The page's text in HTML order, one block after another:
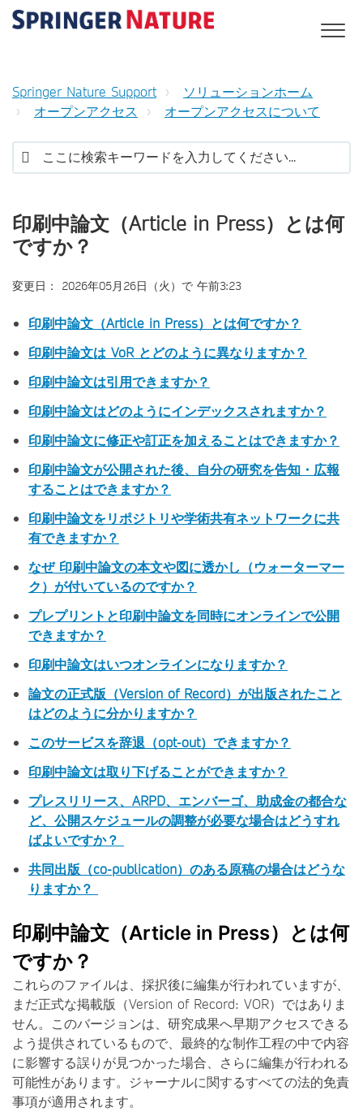
Springer Nature Support
ソリューションホーム
オープンアクセス
オープンアクセスについて
印刷中論文（Article in Press）とは何
ですか？
変更日： 2026年05月26日（火）で 午前3:23
印刷中論文（Article in Press）とは何ですか？
印刷中論文は VoR とどのように異なりますか？
印刷中論文は引用できますか？
印刷中論文はどのようにインデックスされますか？
印刷中論文に修正や訂正を加えることはできますか？
印刷中論文が公開された後、自分の研究を告知・広報
することはできますか？
印刷中論文をリポジトリや学術共有ネットワークに共
有できますか？
なぜ 印刷中論文の本文や図に透かし（ウォーターマー
ク）が付いているのですか？
プレプリントと印刷中論文を同時にオンラインで公開
できますか？
印刷中論文はいつオンラインになりますか？
論文の正式版（Version of Record）が出版されたこと
はどのように分かりますか？
このサービスを辞退（opt-out）できますか？
印刷中論文は取り下げることができますか？
プレスリリース、ARPD、エンバーゴ、助成金の都合な
ど、公開スケジュールの調整が必要な場合はどうすれ
ばよいですか？
共同出版（co-publication）のある原稿の場合はどうな
りますか？
印刷中論文（Article in Press）とは何
ですか？
これらのファイルは、採択後に編集が行われていますが、
まだ正式な掲載版（Version of Record: VOR）ではありま
せん。このバージョンは、研究成果へ早期アクセスできる
よう提供されているもので、最終的な制作工程の中で内容
に影響する誤りが見つかった場合、さらに編集が行われる
可能性があります。ジャーナルに関するすべての法的免責
事項が適用されます。